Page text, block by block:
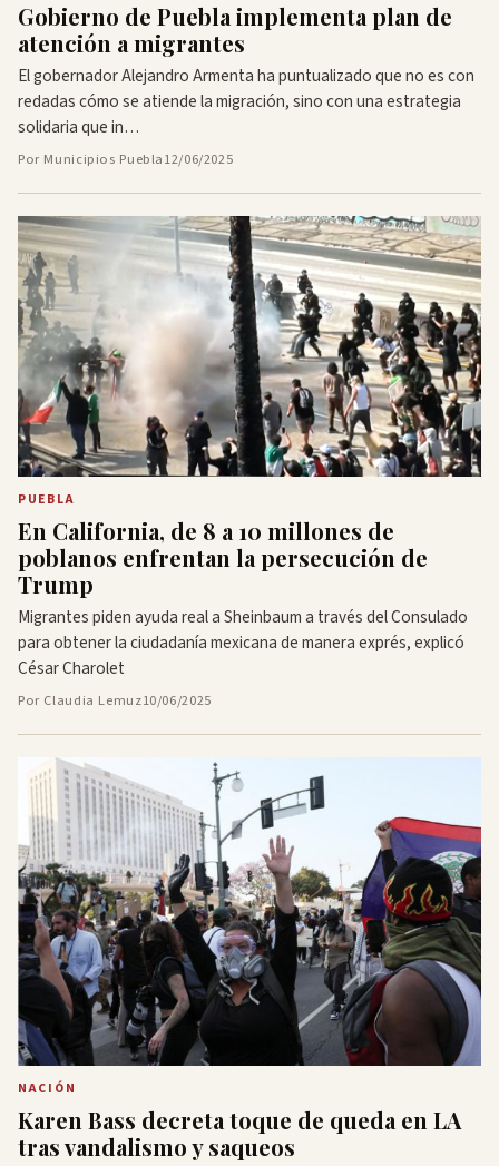
Gobierno de Puebla implementa plan de
atención a migrantes
El gobernador Alejandro Armenta ha puntualizado que no es con
redadas cómo se atiende la migración, sino con una estrategia
solidaria que in…
Por Municipios Puebla12/06/2025
PUEBLA
En California, de 8 a 10 millones de
poblanos enfrentan la persecución de
Trump
Migrantes piden ayuda real a Sheinbaum a través del Consulado
para obtener la ciudadanía mexicana de manera exprés, explicó
César Charolet
Por Claudia Lemuz10/06/2025
NACIÓN
Karen Bass decreta toque de queda en LA
tras vandalismo y saqueos